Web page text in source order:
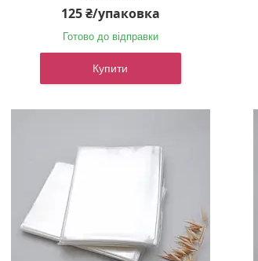
125 ₴/упаковка
Готово до відправки
Купити